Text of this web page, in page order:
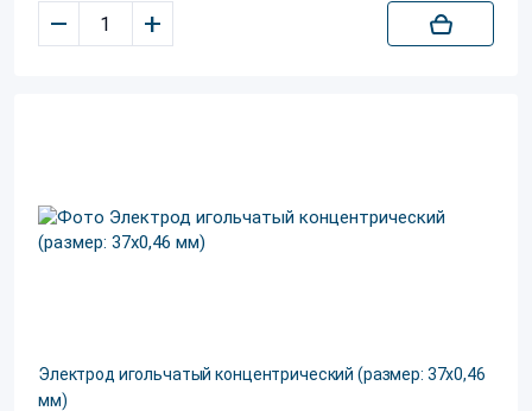
– +
Электрод игольчатый концентрический (размер: 37x0,46
мм)